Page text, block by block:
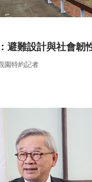
避難設計與社會韌
園特約記者